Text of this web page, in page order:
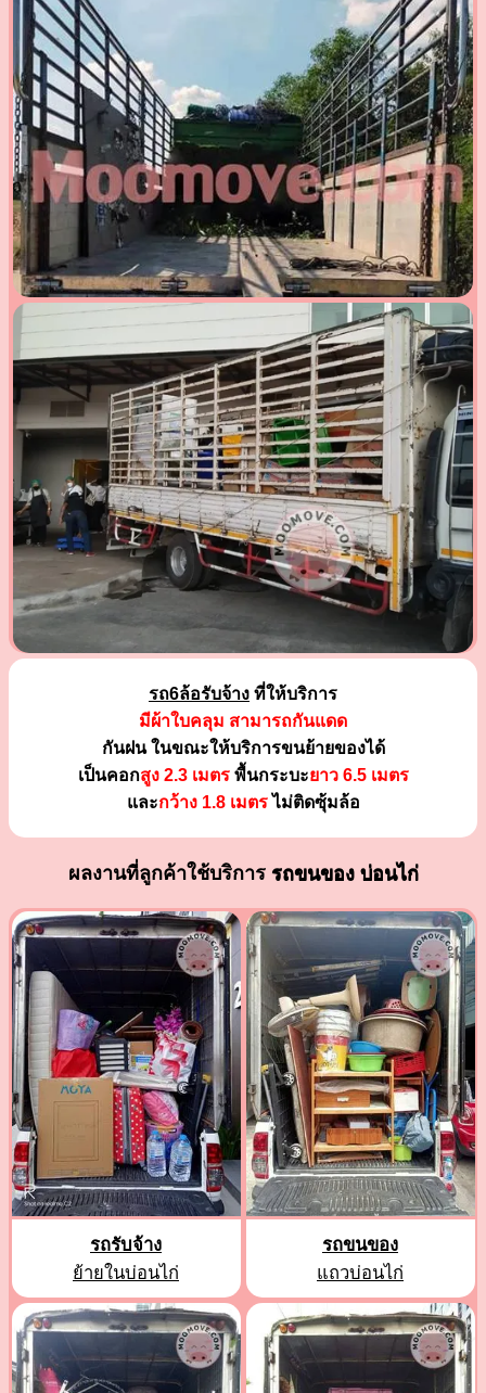
รถ6ล้อรับจ้าง ที่ให้บริการ
มีผ้าใบคลุม สามารถกันแดด
กันฝน ในขณะให้บริการขนย้ายของได้
เป็นคอกสูง 2.3 เมตรพื้นกระบะยาว 6.5 เมตร
และกว้าง 1.8 เมตรไม่ติดซุ้มล้อ
ผลงานที่ลูกค้าใช้บริการ รถขนของ บ่อนไก่
รถรับจ้าง
ย้ายในบ่อนไก่
รถขนของ
แถวบ่อนไก่